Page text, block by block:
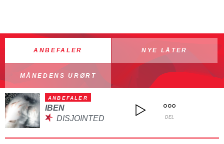
ANBEFALER NYE LÅTER
MÅNEDENS URØRT
ANBEFALER
IBEN
DISJOINTED
DEL